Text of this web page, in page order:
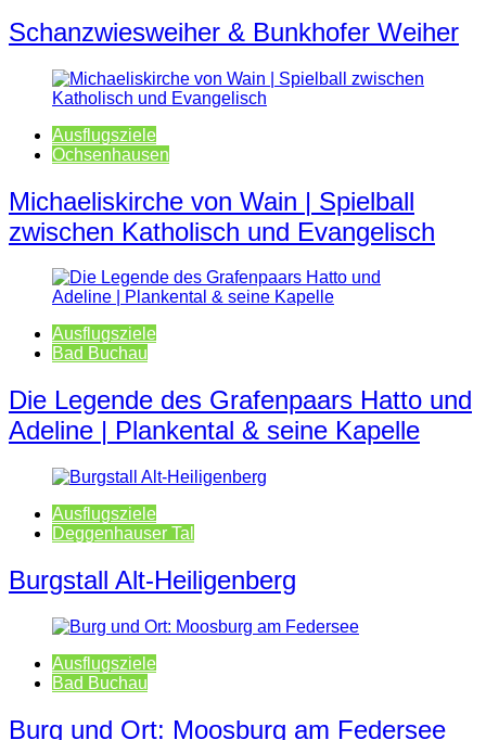
Schanzwiesweiher & Bunkhofer Weiher
Ausflugsziele
Ochsenhausen
Michaeliskirche von Wain | Spielball
zwischen Katholisch und Evangelisch
Ausflugsziele
Bad Buchau
Die Legende des Grafenpaars Hatto und
Adeline | Plankental & seine Kapelle
Ausflugsziele
Deggenhauser Tal
Burgstall Alt-Heiligenberg
Ausflugsziele
Bad Buchau
Burg und Ort: Moosburg am Federsee